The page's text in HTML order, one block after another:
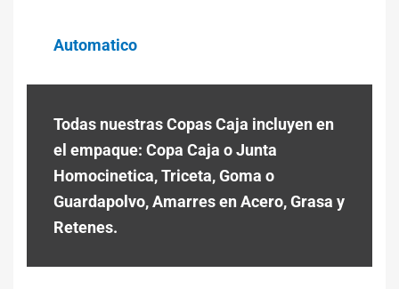
Automatico
Todas nuestras Copas Caja incluyen en
el empaque: Copa Caja o Junta
Homocinetica, Triceta, Goma o
Guardapolvo, Amarres en Acero, Grasa y
Retenes.